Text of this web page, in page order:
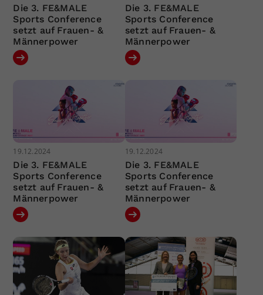
Die 3. FE&MALE
Sports Conference
setzt auf Frauen- &
Männerpower
Die 3. FE&MALE
Sports Conference
setzt auf Frauen- &
Männerpower
19.12.2024
Die 3. FE&MALE
Sports Conference
setzt auf Frauen- &
Männerpower
19.12.2024
Die 3. FE&MALE
Sports Conference
setzt auf Frauen- &
Männerpower